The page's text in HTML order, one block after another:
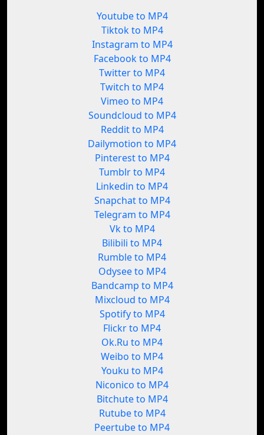
Youtube to MP4
Tiktok to MP4
Instagram to MP4
Facebook to MP4
Twitter to MP4
Twitch to MP4
Vimeo to MP4
Soundcloud to MP4
Reddit to MP4
Dailymotion to MP4
Pinterest to MP4
Tumblr to MP4
Linkedin to MP4
Snapchat to MP4
Telegram to MP4
Vk to MP4
Bilibili to MP4
Rumble to MP4
Odysee to MP4
Bandcamp to MP4
Mixcloud to MP4
Spotify to MP4
Flickr to MP4
Ok.Ru to MP4
Weibo to MP4
Youku to MP4
Niconico to MP4
Bitchute to MP4
Rutube to MP4
Peertube to MP4